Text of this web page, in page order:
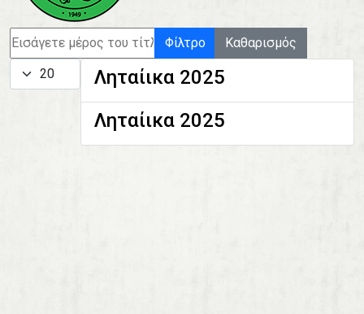
Εισάγετε μέρος του τίτλου.Φίλτρο
Καθαρισμός
Εμφάνιση #
Ληταίικα 2025
Ληταίικα 2025